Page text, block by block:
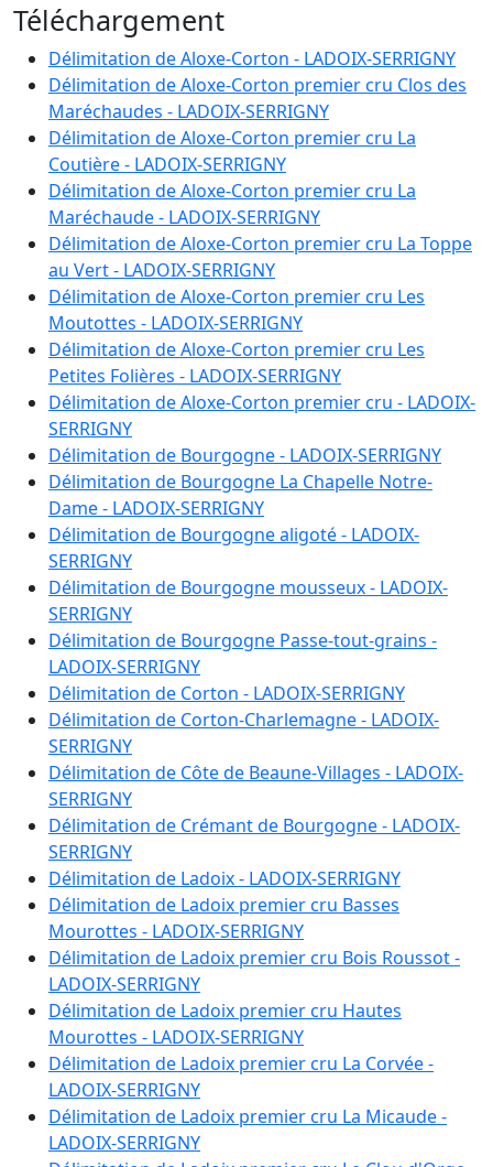
D 93:
109.0470 ha
D 94:
107.2600 ha
D 95:
109.0060 ha
D 96:
109.4600 ha
D 134:
23.0500 ha
D 138:
171.6850 ha
D 139:
167.5000 ha
D 140:
178.2930 ha
D 141:
176.4470 ha
D 142:
169.9950 ha
D 146:
58.2250 ha
D 147:
168.4270 ha
D 152:
168.7700 ha
D 156:
1.3980 ha
D 158:
36.4670 ha
D 160:
D 161:
16.4440 ha
D 163:
13.0130 ha
D 164:
144.8420 ha
D 166:
0.9880 ha
D 168:
D 169:
40.2450 ha
D 172:
D 175:
47.6580 ha
D 188:
27.1700 ha
D 189:
1.3040 ha
D 231:
106.2010 ha
D 267:
D 268:
0.4420 ha
D 269:
D 276:
1.0150 ha
D 277:
D 278:
1.4770 ha
D 279:
1.2250 ha
D 280:
1.1160 ha
D 281:
150.8030 ha
D 282:
7.7330 ha
D 283:
158.0270 ha
D 284:
277.7330 ha
D 285:
1.6920 ha
D 286:
348.9310 ha
D 287:
195.0650 ha
D 288:
274.3060 ha
Téléchargement
Délimitation de Aloxe-Corton - LADOIX-SERRIGNY
Délimitation de Aloxe-Corton premier cru Clos des
Maréchaudes - LADOIX-SERRIGNY
Délimitation de Aloxe-Corton premier cru La
Coutière - LADOIX-SERRIGNY
Délimitation de Aloxe-Corton premier cru La
Maréchaude - LADOIX-SERRIGNY
Délimitation de Aloxe-Corton premier cru La Toppe
au Vert - LADOIX-SERRIGNY
Délimitation de Aloxe-Corton premier cru Les
Moutottes - LADOIX-SERRIGNY
Délimitation de Aloxe-Corton premier cru Les
Petites Folières - LADOIX-SERRIGNY
Délimitation de Aloxe-Corton premier cru - LADOIX-
SERRIGNY
Délimitation de Bourgogne - LADOIX-SERRIGNY
Délimitation de Bourgogne La Chapelle Notre-
Dame - LADOIX-SERRIGNY
Délimitation de Bourgogne aligoté - LADOIX-
SERRIGNY
Délimitation de Bourgogne mousseux - LADOIX-
SERRIGNY
Délimitation de Bourgogne Passe-tout-grains -
LADOIX-SERRIGNY
Délimitation de Corton - LADOIX-SERRIGNY
Délimitation de Corton-Charlemagne - LADOIX-
SERRIGNY
Délimitation de Côte de Beaune-Villages - LADOIX-
SERRIGNY
Délimitation de Crémant de Bourgogne - LADOIX-
SERRIGNY
Délimitation de Ladoix - LADOIX-SERRIGNY
Délimitation de Ladoix premier cru Basses
Mourottes - LADOIX-SERRIGNY
Délimitation de Ladoix premier cru Bois Roussot -
LADOIX-SERRIGNY
Délimitation de Ladoix premier cru Hautes
Mourottes - LADOIX-SERRIGNY
Délimitation de Ladoix premier cru La Corvée -
LADOIX-SERRIGNY
Délimitation de Ladoix premier cru La Micaude -
LADOIX-SERRIGNY